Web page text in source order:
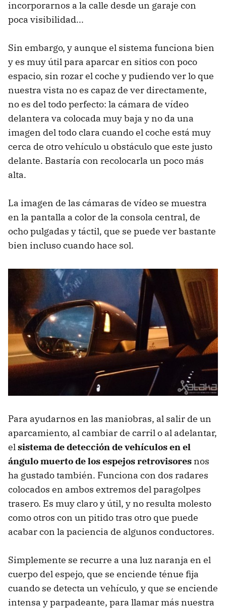
incorporarnos a la calle desde un garaje con
poca visibilidad...
Sin embargo, y aunque el sistema funciona bien
y es muy útil para aparcar en sitios con poco
espacio, sin rozar el coche y pudiendo ver lo que
nuestra vista no es capaz de ver directamente,
no es del todo perfecto: la cámara de vídeo
delantera va colocada muy baja y no da una
imagen del todo clara cuando el coche está muy
cerca de otro vehículo u obstáculo que este justo
delante. Bastaría con recolocarla un poco más
alta.
La imagen de las cámaras de vídeo se muestra
en la pantalla a color de la consola central, de
ocho pulgadas y táctil, que se puede ver bastante
bien incluso cuando hace sol.
Para ayudarnos en las maniobras, al salir de un
aparcamiento, al cambiar de carril o al adelantar,
elsistema de detección de vehículos en el
ángulo muerto de los espejos retrovisores nos
ha gustado también. Funciona con dos radares
colocados en ambos extremos del paragolpes
trasero. Es muy claro y útil, y no resulta molesto
como otros con un pitido tras otro que puede
acabar con la paciencia de algunos conductores.
Simplemente se recurre a una luz naranja en el
cuerpo del espejo, que se enciende ténue fija
cuando se detecta un vehículo, y que se enciende
intensa y parpadeante, para llamar más nuestra